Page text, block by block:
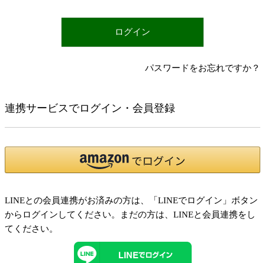
)
ログイン
パスワードをお忘れですか？
連携サービスでログイン・会員登録
LINEとの会員連携がお済みの方は、「LINEでログイン」ボタン
からログインしてください。まだの方は、 LINEと会員連携をし
てください。